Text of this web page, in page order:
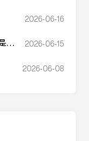
2026-06-16
什
2026-06-15
2026-06-08